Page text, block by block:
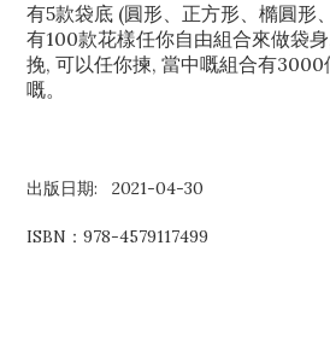
有5款袋底 (圓形、正方形、橢圓形
有100款花樣任你自由組合來做袋
挽, 可以任你揀, 當中嘅組合有
嘅。
出版日期: 2021-04-30
ISBN：978-4579117499